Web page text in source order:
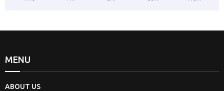
MENU
ABOUT US